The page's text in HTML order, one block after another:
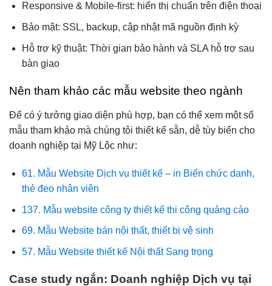
Responsive & Mobile-first: hiển thị chuẩn trên điện thoại
Bảo mật: SSL, backup, cập nhật mã nguồn định kỳ
Hỗ trợ kỹ thuật: Thời gian bảo hành và SLA hỗ trợ sau
bàn giao
Nên tham khảo các mẫu website theo ngành
Để có ý tưởng giao diện phù hợp, bạn có thể xem một số
mẫu tham khảo mà chúng tôi thiết kế sẵn, dễ tùy biến cho
doanh nghiệp tại Mỹ Lộc như:
61. Mẫu Website Dịch vụ thiết kế – in Biển chức danh,
thẻ đeo nhân viên
137. Mẫu website công ty thiết kế thi công quảng cáo
69. Mẫu Website bán nội thất, thiết bị vệ sinh
57. Mẫu Website thiết kế Nội thất Sang trọng
Case study ngắn: Doanh nghiệp Dịch vụ tại